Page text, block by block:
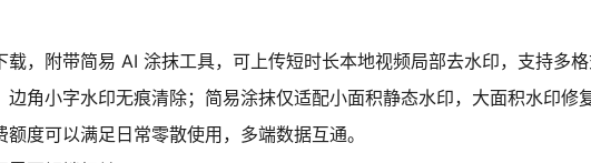
，附带简易 AI 涂抹工具，可上传短时长本地视频局部去水印，支持多
角小字水印无痕清除；简易涂抹仅适配小面积静态水印，大面积水印修
度可以满足日常零散使用，多端数据互通。